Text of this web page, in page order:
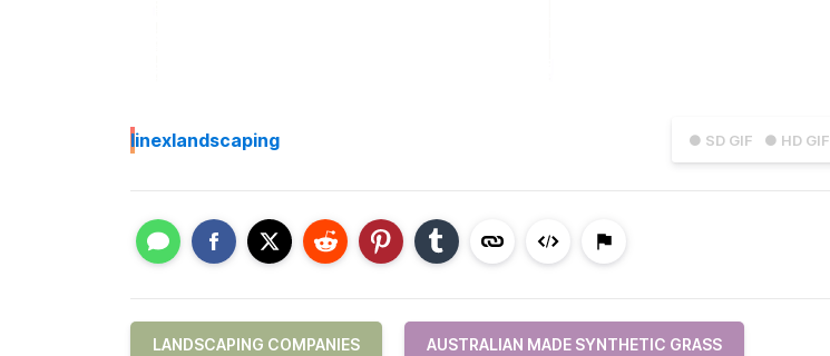
● SD GIF ● HD GIF
Iinexlandscaping
LANDSCAPING COMPANIES AUSTRALIAN MADE SYNTHETIC GRASS